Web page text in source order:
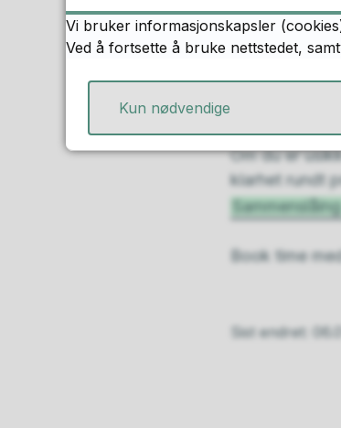
Om du er
klarhet rundt
Book time
Sist endret
Vi bruker informasjonskapsler
Ved å fortsette å bruke nettstedet,
Kun nødvendige